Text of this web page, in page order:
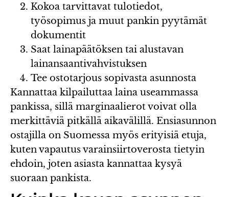
Kokoa tarvittavat tulotiedot,
työsopimus ja muut pankin pyytämät
dokumentit
Saat lainapäätöksen tai alustavan
lainansaantivahvistuksen
Tee ostotarjous sopivasta asunnosta
Kannattaa kilpailuttaa laina useammassa
pankissa, sillä marginaalierot voivat olla
merkittäviä pitkällä aikavälillä. Ensiasunnon
ostajilla on Suomessa myös erityisiä etuja,
kuten vapautus varainsiirtoverosta tietyin
ehdoin, joten asiasta kannattaa kysyä
suoraan pankista.